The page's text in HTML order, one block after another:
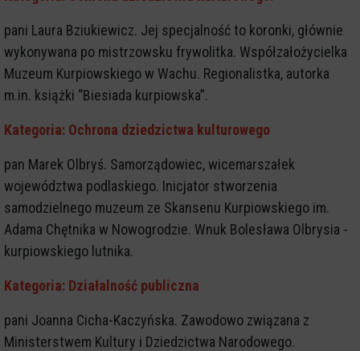
pani Laura Bziukiewicz. Jej specjalność to koronki, głównie
wykonywana po mistrzowsku frywolitka. Współzałożycielka
Muzeum Kurpiowskiego w Wachu. Regionalistka, autorka
m.in. książki “Biesiada kurpiowska”.
Kategoria: Ochrona dziedzictwa kulturowego
pan Marek Olbryś. Samorządowiec, wicemarszałek
województwa podlaskiego. Inicjator stworzenia
samodzielnego muzeum ze Skansenu Kurpiowskiego im.
Adama Chętnika w Nowogrodzie. Wnuk Bolesława Olbrysia -
kurpiowskiego lutnika.
Kategoria: Działalność publiczna
pani Joanna Cicha-Kaczyńska. Zawodowo związana z
Ministerstwem Kultury i Dziedzictwa Narodowego.